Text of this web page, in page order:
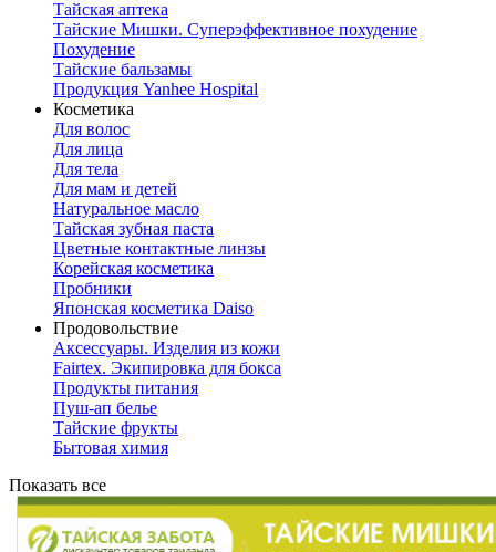
Тайская аптека
Тайские Мишки. Суперэффективное похудение
Похудение
Тайские бальзамы
Продукция Yanhee Hospital
Косметика
Для волос
Для лица
Для тела
Для мам и детей
Натуральное масло
Тайская зубная паста
Цветные контактные линзы
Корейская косметика
Пробники
Японская косметика Daiso
Продовольствие
Аксессуары. Изделия из кожи
Fairtex. Экипировка для бокса
Продукты питания
Пуш-ап белье
Тайские фрукты
Бытовая химия
Показать все